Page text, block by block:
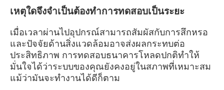
เหตุใดจึงจำเป็นต้องทำการทดสอบเป็นระยะ
เมื่อเวลาผ่านไปอุปกรณ์สามารถสัมผัสกับการสึกหรอ
และปัจจัยด้านสิ่งแวดล้อมอาจส่งผลกระทบต่อ
ประสิทธิภาพ การทดสอบธนาคารโหลดปกติทำให้
มั่นใจได้ว่าระบบของคุณยังคงอยู่ในสภาพที่เหมาะสม
แม้ว่ามันจะทำงานได้ดีก็ตาม